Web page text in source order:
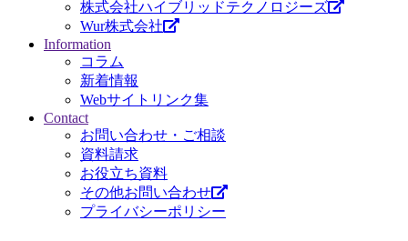
株式会社ハイブリッドテクノロジーズ
Wur株式会社
Information
コラム
新着情報
Webサイトリンク集
Contact
お問い合わせ・ご相談
資料請求
お役立ち資料
その他お問い合わせ
プライバシーポリシー